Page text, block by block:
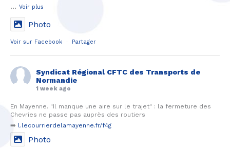
... Voir plus
Photo
Voir sur Facebook · Partager
Syndicat Régional CFTC des Transports de
Normandie
1 week ago
En Mayenne. "Il manque une aire sur le trajet" : la fermeture des
Chevries ne passe pas auprès des routiers
➡️ l.lecourrierdelamayenne.fr/f4g
Photo